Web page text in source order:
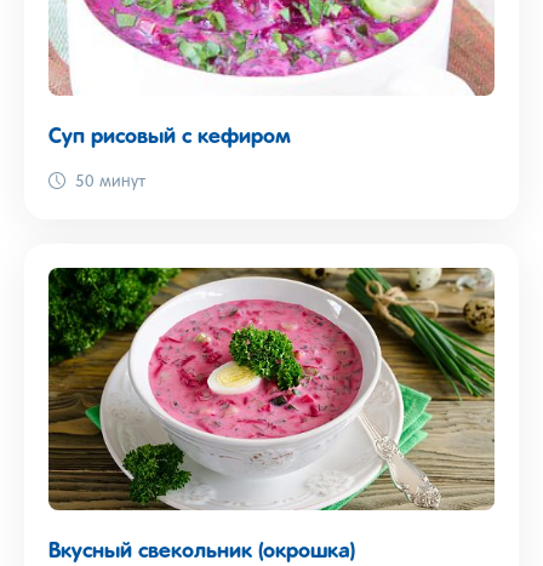
Суп рисовый с кефиром
50 минут
Вкусный свекольник (окрошка)